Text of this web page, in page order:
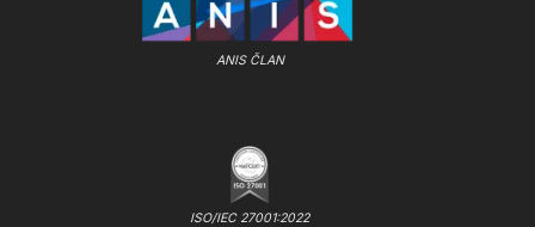
ANIS ČLAN
ISO/IEC 27001:2022